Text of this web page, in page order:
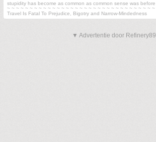
stupidity has become as common as common sense was before
~ ~ ~ ~ ~ ~ ~ ~ ~ ~ ~ ~ ~ ~ ~ ~ ~ ~ ~ ~ ~ ~ ~ ~ ~ ~ ~ ~ ~ ~ ~ ~ ~
Travel Is Fatal To Prejudice, Bigotry and Narrow-Mindedness
▼ Advertentie door Refinery89